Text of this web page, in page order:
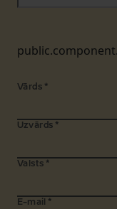
Vārds *
Uzvārds *
Valsts *
E-mail *